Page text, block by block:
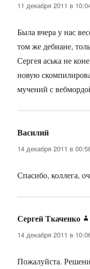
11 декабря 2011 в
Была вчера у нас
том же дебиане,
Сергея аська не
новую
мучений с
Василий
14 декабря 2011 в
Спасибо, коллега,
Сергей Ткаченко
14 декабря 2011 в
Пожалуйста.